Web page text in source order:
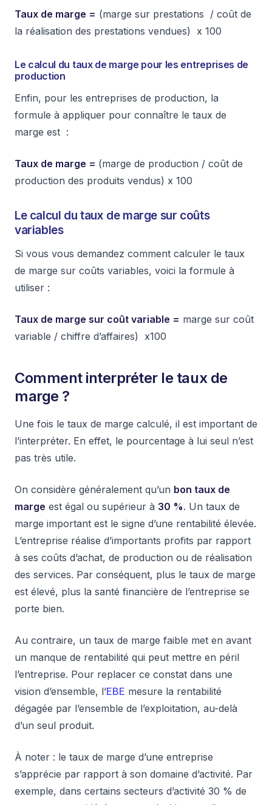
Taux de marge = (marge sur prestations / coût de
la réalisation des prestations vendues) x 100
Le calcul du taux de marge pour les entreprises de
production
Enfin, pour les entreprises de production, la
formule à appliquer pour connaître le taux de
marge est :
Taux de marge = (marge de production / coût de
production des produits vendus) x 100
Le calcul du taux de marge sur coûts
variables
Si vous vous demandez comment calculer le taux
de marge sur coûts variables, voici la formule à
utiliser :
Taux de marge sur coût variable = marge sur coût
variable / chiffre d’affaires) x100
Comment interpréter le taux de
marge ?
Une fois le taux de marge calculé, il est important de
l’interpréter. En effet, le pourcentage à lui seul n’est
pas très utile.
On considère généralement qu’un bon taux de
marge est égal ou supérieur à 30 %. Un taux de
marge important est le signe d’une rentabilité élevée.
L’entreprise réalise d’importants profits par rapport
à ses coûts d’achat, de production ou de réalisation
des services. Par conséquent, plus le taux de marge
est élevé, plus la santé financière de l’entreprise se
porte bien.
Au contraire, un taux de marge faible met en avant
un manque de rentabilité qui peut mettre en péril
l’entreprise. Pour replacer ce constat dans une
vision d’ensemble, l’EBE mesure la rentabilité
dégagée par l’ensemble de l’exploitation, au-delà
d’un seul produit.
À noter : le taux de marge d’une entreprise
s’apprécie par rapport à son domaine d’activité. Par
exemple, dans certains secteurs d’activité 30 % de